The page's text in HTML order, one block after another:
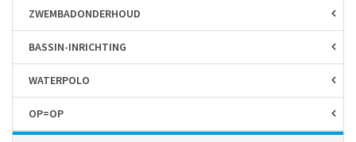
ZWEMBAD­ONDERHOUD
BASSIN-INRICHTING
WATERPOLO
OP=OP